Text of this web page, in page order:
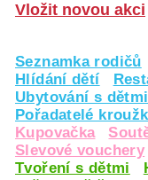
Vložit novou akci
Seznamka rodičů
Hlídání dětí
Ubytování s dětmi
Pořadatelé
Kupovačka
Slevové vouchery
Tvoření s dětmi